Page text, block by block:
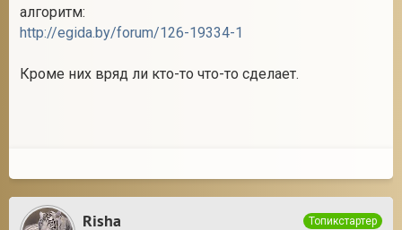
алгоритм:
http://egida.by/forum/126-19334-1
Кроме них вряд ли кто-то что-то сделает.
Risha
Топикстартер